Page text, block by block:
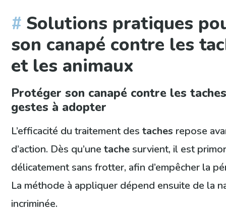
Solutions pratiques
son canapé contre les
et les animaux
Protéger son canapé contre les
gestes à adopter
L’efficacité du traitement destaches repose
d’action. Dès qu’unetache survient, il est
délicatement sans frotter, afin d’empêcher la
La méthode à appliquer dépend ensuite de la
incriminée.